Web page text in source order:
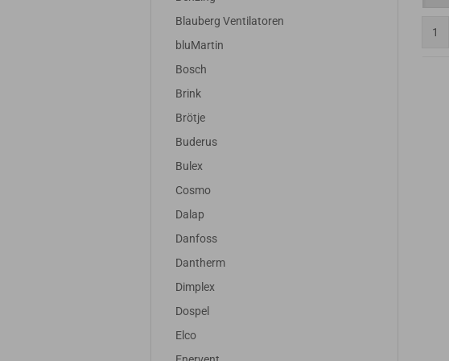
1
Blauberg Ventilatoren
bluMartin
Bosch
Brink
Brötje
Buderus
Bulex
Cosmo
Dalap
Danfoss
Dantherm
Dimplex
Dospel
Elco